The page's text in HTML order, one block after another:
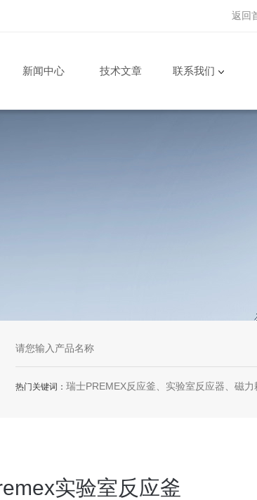
返回
新闻中心 技术文章 联系我们
热门关键词： 瑞士PREMEX反应釜、实验室反应器、磁力耦合器、反应釜
实验室反应釜